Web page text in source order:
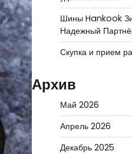
Шины Hankook
Надежный
Скупка и прием
Архив
Май 2026
Апрель 2026
Декабрь 2025